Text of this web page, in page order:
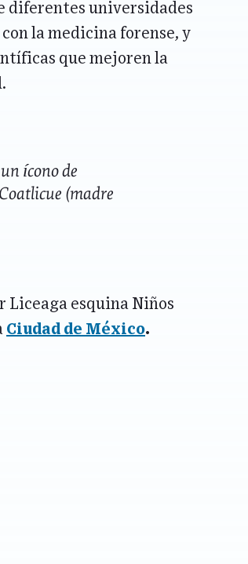
diferentes universidades
la medicina forense, y
que mejoren la
ícono de
(madre
Liceaga esquina Niños
Ciudad de México.